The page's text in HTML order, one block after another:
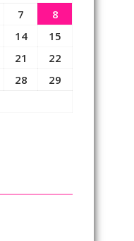
7
8
14
15
21
22
28
29